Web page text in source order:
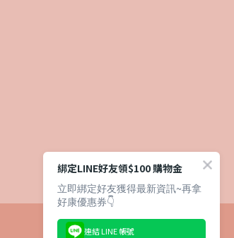
綁定LINE好友領$100 購物金
立即綁定好友獲得最新資訊~再拿
好康優惠券👇
連結 LINE 帳號